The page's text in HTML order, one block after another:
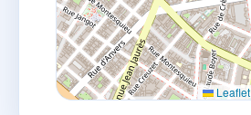
Leaflet